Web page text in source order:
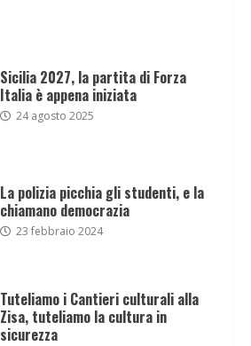
Sicilia 2027, la partita di Forza
Italia è appena iniziata
24 agosto 2025
La polizia picchia gli studenti, e la
chiamano democrazia
23 febbraio 2024
Tuteliamo i Cantieri culturali alla
Zisa, tuteliamo la cultura in
sicurezza